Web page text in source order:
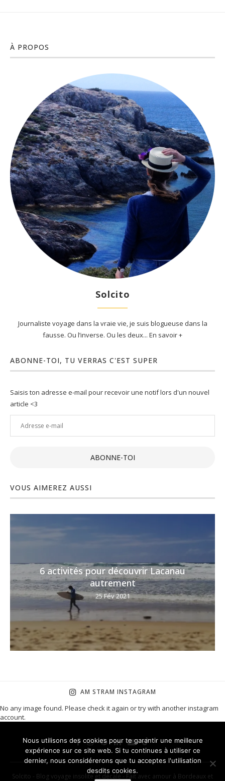
À PROPOS
Solcito
Journaliste voyage dans la vraie vie, je suis blogueuse dans la
fausse. Ou l’inverse. Ou les deux... En savoir +
ABONNE-TOI, TU VERRAS C'EST SUPER
Saisis ton adresse e-mail pour recevoir une notif lors d'un nouvel
article <3
Adresse
e-
ABONNE-TOI
VOUS AIMEREZ AUSSI
6 activités pour découvrir Lacanau
autrement
25 Fév 2021
AM STRAM INSTAGRAM
No any image found. Please check it again or try with another instagram
account.
Solcito - Blog voyage insolite et décalé - Fait avec amour à Bordeaux et
Nous utilisons des cookies pour te garantir une meilleure
expérience sur ce site web. Si tu continues à utiliser ce
dernier, nous considérerons que tu acceptes l'utilisation
desdits cookies.